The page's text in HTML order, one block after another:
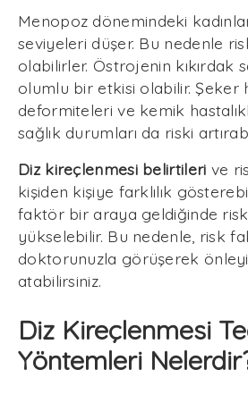
Menopoz dönemindeki
seviyeleri düşer. Bu nedenle
olabilirler. Östrojenin kıkırdak
olumlu bir etkisi olabilir. Şeker
deformiteleri ve kemik
sağlık durumları da riski
Diz kireçlenmesi belirtileri ve
kişiden kişiye farklılık
faktör bir araya geldiğinde
yükselebilir. Bu nedenle, risk
doktorunuzla görüşerek
atabilirsiniz.
Diz Kireçlenmesi
Yöntemleri